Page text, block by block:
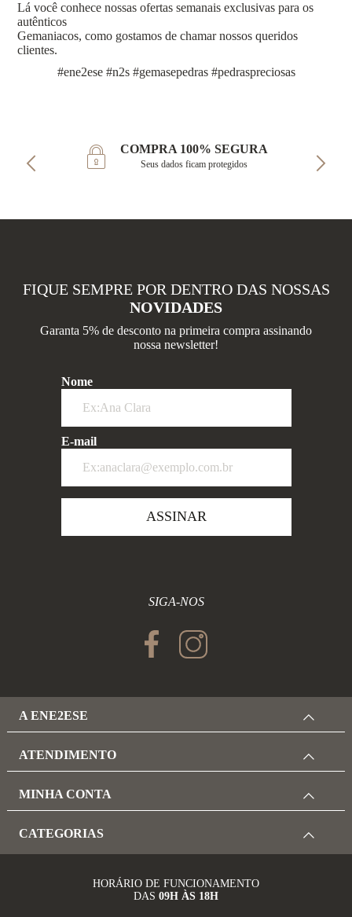
Lá você conhece nossas ofertas semanais exclusivas para os
autênticos
Gemaniacos, como gostamos de chamar nossos queridos
clientes.
#ene2ese #n2s #gemasepedras #pedraspreciosas
COMPRA 100% SEGURA
Seus dados ficam protegidos
FIQUE SEMPRE POR DENTRO DAS NOSSAS
NOVIDADES
Garanta 5% de desconto na primeira compra assinando
nossa newsletter!
Nome
E-mail
ASSINAR
SIGA-NOS
A ENE2ESE
ATENDIMENTO
MINHA CONTA
CATEGORIAS
HORÁRIO DE FUNCIONAMENTO
DAS 09H ÀS 18H